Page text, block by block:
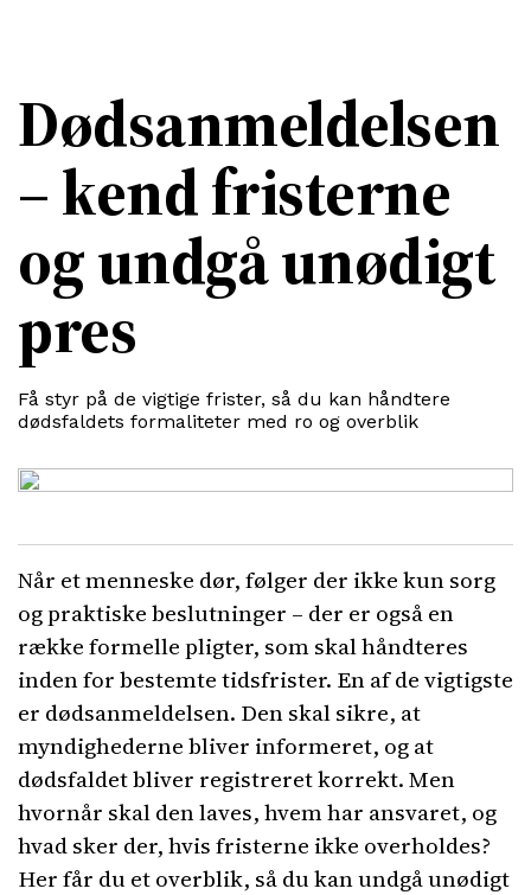
Dødsanmeldelsen
– kend fristerne
og undgå unødigt
pres
Få styr på de vigtige frister, så du kan håndtere
dødsfaldets formaliteter med ro og overblik
Når et menneske dør, følger der ikke kun sorg
og praktiske beslutninger – der er også en
række formelle pligter, som skal håndteres
inden for bestemte tidsfrister. En af de vigtigste
er dødsanmeldelsen. Den skal sikre, at
myndighederne bliver informeret, og at
dødsfaldet bliver registreret korrekt. Men
hvornår skal den laves, hvem har ansvaret, og
hvad sker der, hvis fristerne ikke overholdes?
Her får du et overblik, så du kan undgå unødigt